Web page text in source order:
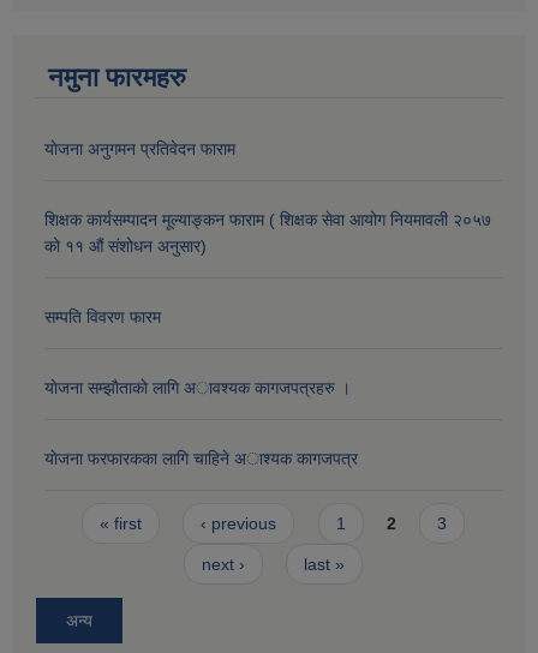
नमुना फारमहरु
याेजना अनुगमन प्रतिवेदन फाराम
शिक्षक कार्यसम्पादन मूल्याङ्कन फाराम ( शिक्षक सेवा आयोग नियमावली २०५७
को ११ औं संशोधन अनुसार)
सम्पति विवरण फारम
याेजना सम्झाैताकाे लागि अावश्यक कागजपत्रहरु ।
याेजना फरफारकका लागि चाहिने अाश्यक कागजपत्र
Pages
« first ‹ previous 1 2 3
next › last »
अन्य